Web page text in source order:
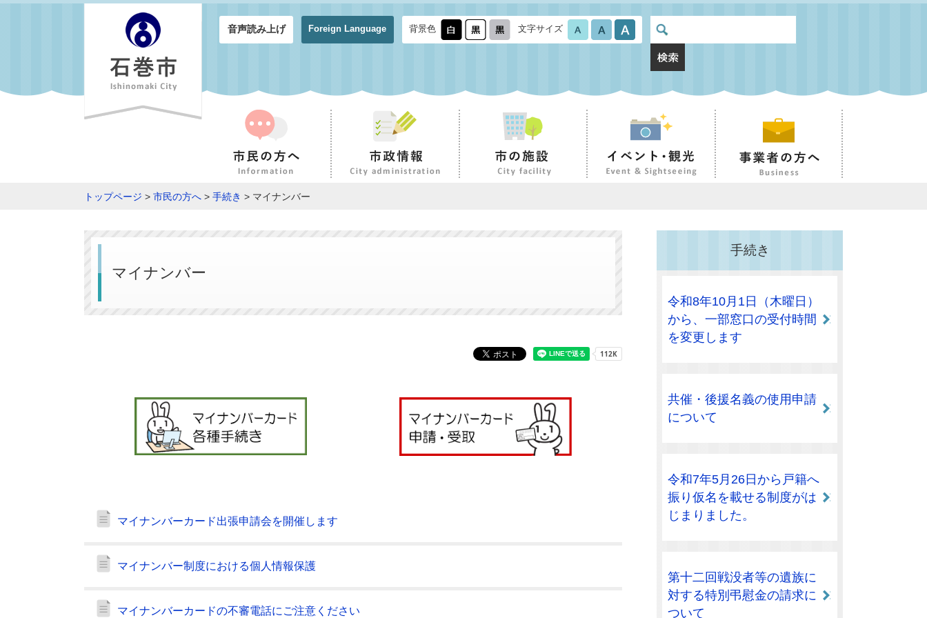
音声読み上げ Foreign Language 背景色 文字サイズ
トップページ > 市民の方へ > 手続き > マイナンバー
マイナンバー
マイナンバーカード出張申請会を開催します
マイナンバー制度における個人情報保護
マイナンバーカードの不審電話にご注意ください
手続き
令和8年10月1日（木曜日）
から、一部窓口の受付時間
を変更します
共催・後援名義の使用申請
について
令和7年5月26日から戸籍へ
振り仮名を載せる制度がは
じまりました。
第十二回戦没者等の遺族に
対する特別弔慰金の請求に
ついて